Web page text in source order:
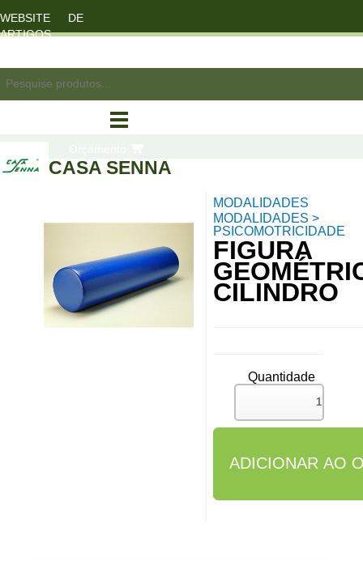
WEBSITE DE
ARTIGOS
CASA SENNA
MODALIDADES
MODALIDADES >
PSICOMOTRICIDADE
FIGURA
CILINDRO
Quantidade